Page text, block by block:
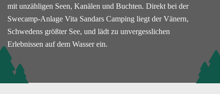
mit unzähligen Seen, Kanälen und Buchten. Direkt bei der
Swecamp-Anlage Vita Sandars Camping liegt der Vänern,
Schwedens größter See, und lädt zu unvergesslichen
Erlebnissen auf dem Wasser ein.